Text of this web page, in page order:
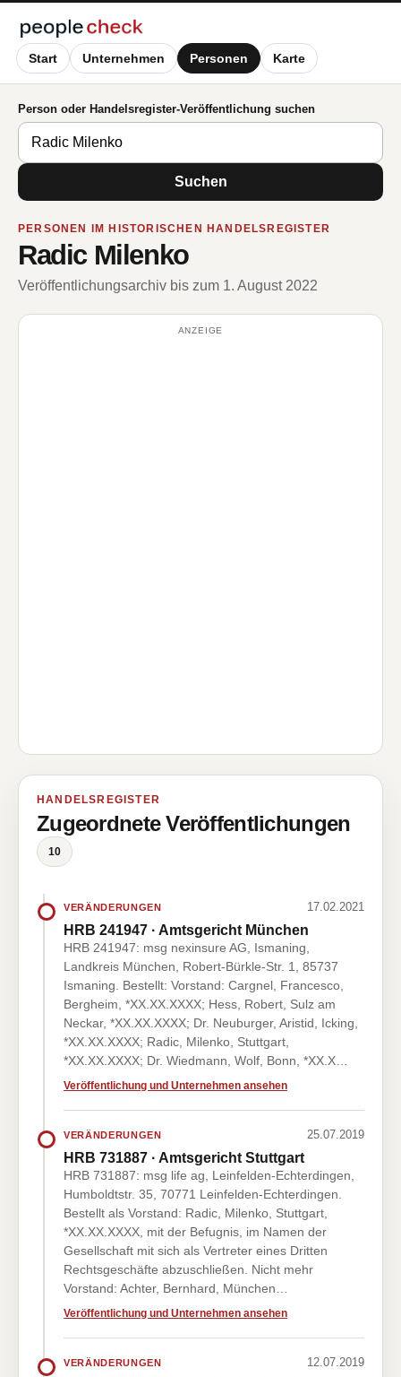
Start Unternehmen Personen Karte
Person oder Handelsregister-Veröffentlichung suchen
Suchen
PERSONEN IM HISTORISCHEN HANDELSREGISTER
Radic Milenko
Veröffentlichungsarchiv bis zum 1. August 2022
ANZEIGE
HANDELSREGISTER
Zugeordnete Veröffentlichungen
10
VERÄNDERUNGEN 17.02.2021
HRB 241947 · Amtsgericht München
HRB 241947: msg nexinsure AG, Ismaning,
Landkreis München, Robert-Bürkle-Str. 1, 85737
Ismaning. Bestellt: Vorstand: Cargnel, Francesco,
Bergheim, *XX.XX.XXXX; Hess, Robert, Sulz am
Neckar, *XX.XX.XXXX; Dr. Neuburger, Aristid, Icking,
*XX.XX.XXXX; Radic, Milenko, Stuttgart,
*XX.XX.XXXX; Dr. Wiedmann, Wolf, Bonn, *XX.X…
Veröffentlichung und Unternehmen ansehen
VERÄNDERUNGEN 25.07.2019
HRB 731887 · Amtsgericht Stuttgart
HRB 731887: msg life ag, Leinfelden-Echterdingen,
Humboldtstr. 35, 70771 Leinfelden-Echterdingen.
Bestellt als Vorstand: Radic, Milenko, Stuttgart,
*XX.XX.XXXX, mit der Befugnis, im Namen der
Gesellschaft mit sich als Vertreter eines Dritten
Rechtsgeschäfte abzuschließen. Nicht mehr
Vorstand: Achter, Bernhard, München…
Veröffentlichung und Unternehmen ansehen
VERÄNDERUNGEN 12.07.2019